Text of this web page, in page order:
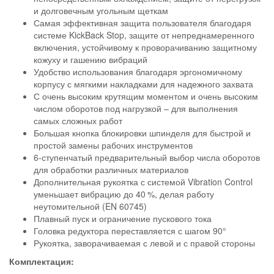
и долговечным угольным щеткам
Самая эффективная защита пользователя благодаря
системе KickBack Stop, защите от непреднамеренного
включения, устойчивому к проворачиванию защитному
кожуху и гашению вибраций
Удобство использования благодаря эргономичному
корпусу с мягкими накладками для надежного захвата
С очень высоким крутящим моментом и очень высоким
числом оборотов под нагрузкой – для выполнения
самых сложных работ
Большая кнопка блокировки шпинделя для быстрой и
простой замены рабочих инструментов
6-ступенчатый предварительный выбор числа оборотов
для обработки различных материалов
Дополнительная рукоятка с системой Vibration Control
уменьшает вибрацию до 40 %, делая работу
неутомительной (EN 60745)
Плавный пуск и ограничение пускового тока
Головка редуктора переставляется с шагом 90°
Рукоятка, заворачиваемая с левой и с правой стороны
Комплектация: